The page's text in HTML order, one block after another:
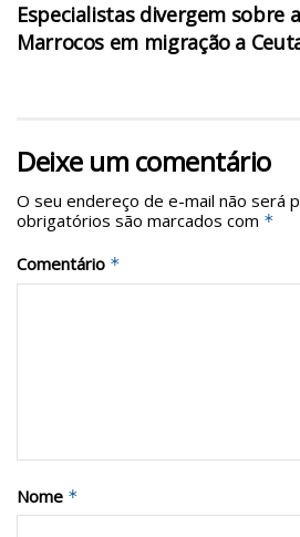
Especialistas divergem sobre
Marrocos em migração a
Deixe um comentário
O seu endereço de e-mail não será
obrigatórios são marcados com *
Comentário *
Nome *